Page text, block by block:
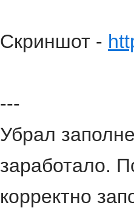
Скриншот -
---
Убрал
заработало.
корректно